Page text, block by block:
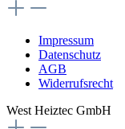
Impressum
Datenschutz
AGB
Widerrufsrecht
West Heiztec GmbH